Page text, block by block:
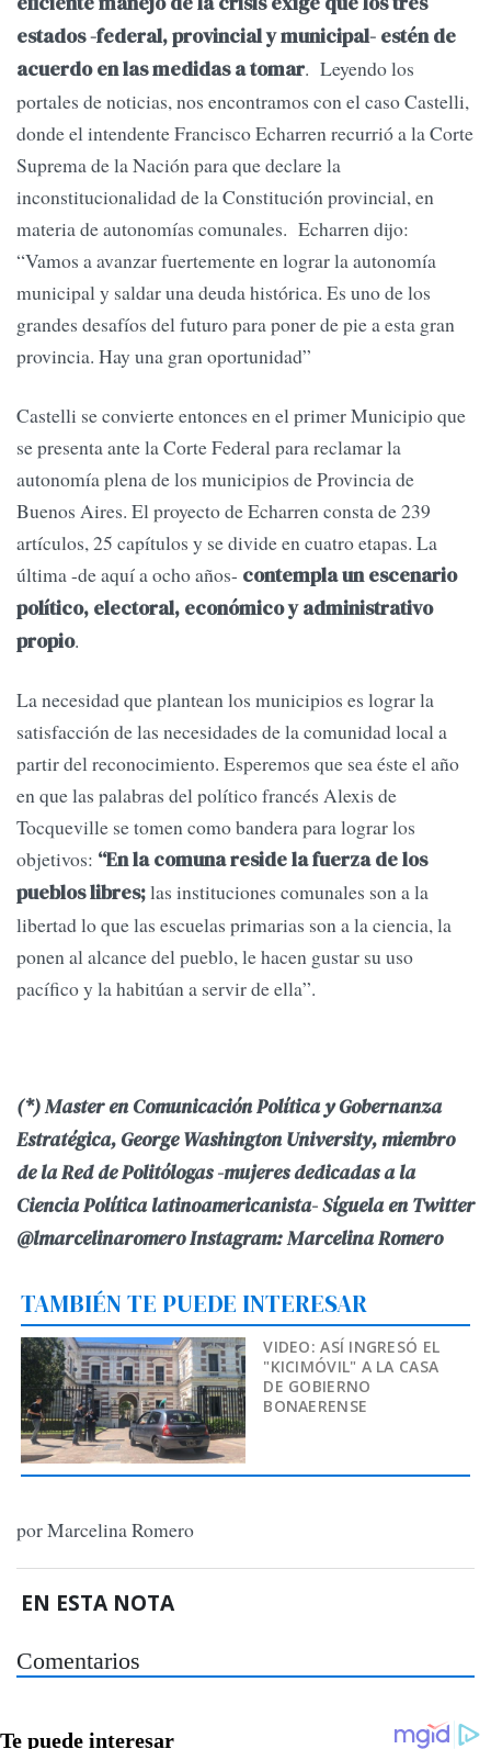
estados -federal, provincial y municipal- estén de
acuerdo en las medidas a tomar. Leyendo los
portales de noticias, nos encontramos con el caso Castelli,
donde el intendente Francisco Echarren recurrió a la Corte
Suprema de la Nación para que declare la
inconstitucionalidad de la Constitución provincial, en
materia de autonomías comunales. Echarren dijo:
“Vamos a avanzar fuertemente en lograr la autonomía
municipal y saldar una deuda histórica. Es uno de los
grandes desafíos del futuro para poner de pie a esta gran
provincia. Hay una gran oportunidad”
Castelli se convierte entonces en el primer Municipio que
se presenta ante la Corte Federal para reclamar la
autonomía plena de los municipios de Provincia de
Buenos Aires. El proyecto de Echarren consta de 239
artículos, 25 capítulos y se divide en cuatro etapas. La
última -de aquí a ocho años- contempla un escenario
político, electoral, económico y administrativo
propio.
La necesidad que plantean los municipios es lograr la
satisfacción de las necesidades de la comunidad local a
partir del reconocimiento. Esperemos que sea éste el año
en que las palabras del político francés Alexis de
Tocqueville se tomen como bandera para lograr los
objetivos: “En la comuna reside la fuerza de los
pueblos libres;las instituciones comunales son a la
libertad lo que las escuelas primarias son a la ciencia, la
ponen al alcance del pueblo, le hacen gustar su uso
pacífico y la habitúan a servir de ella”.
(*) Master en Comunicación Política y Gobernanza
Estratégica, George Washington University, miembro
de la Red de Politólogas -mujeres dedicadas a la
Ciencia Política latinoamericanista- Síguela en Twitter
@lmarcelinaromero Instagram: Marcelina Romero
TAMBIÉN TE PUEDE INTERESAR
VIDEO: ASÍ INGRESÓ EL
"KICIMÓVIL" A LA CASA
DE GOBIERNO
BONAERENSE
por Marcelina Romero
EN ESTA NOTA
Comentarios